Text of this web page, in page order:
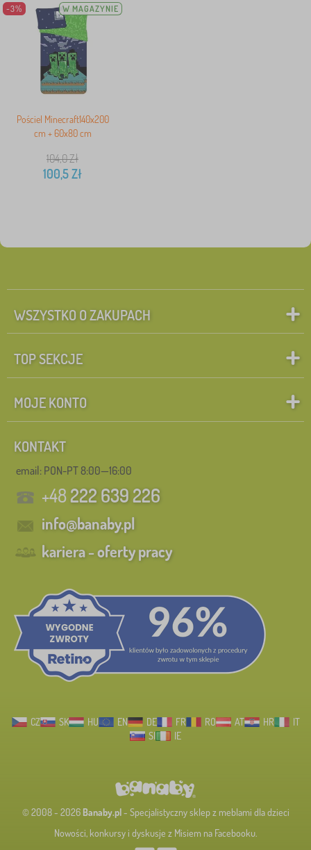
-3% W MAGAZYNIE
Pościel Minecraft140x200
cm + 60x80 cm
104,0Zł
100,5Zł
WSZYSTKO O ZAKUPACH
TOP SEKCJE
MOJE KONTO
KONTAKT
email: PON-PT 8:00—16:00
+48222 639 226
info@banaby.pl
kariera - oferty pracy
CZ SK HU EN DE FR RO AT HR
IT
SI
IE
© 2008 - 2026 Banaby.pl- Specjalistyczny sklep z meblami dla dzieci
Nowości, konkursy i dyskusje z Misiem na Facebooku.